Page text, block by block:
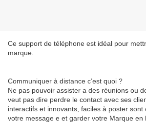
Ce support de téléphone est idéal pour
marque.
Communiquer à distance c’est quoi ?
Ne pas pouvoir assister a des réunions ou
veut pas dire perdre le contact avec ses
interactifs et innovants, faciles à poster
votre message e et garder votre Marque en